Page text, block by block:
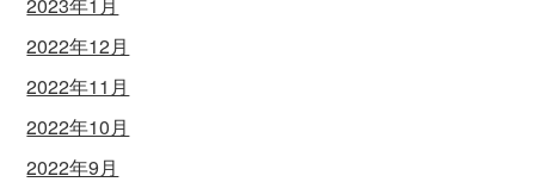
2022年12月
2022年11月
2022年10月
2022年9月